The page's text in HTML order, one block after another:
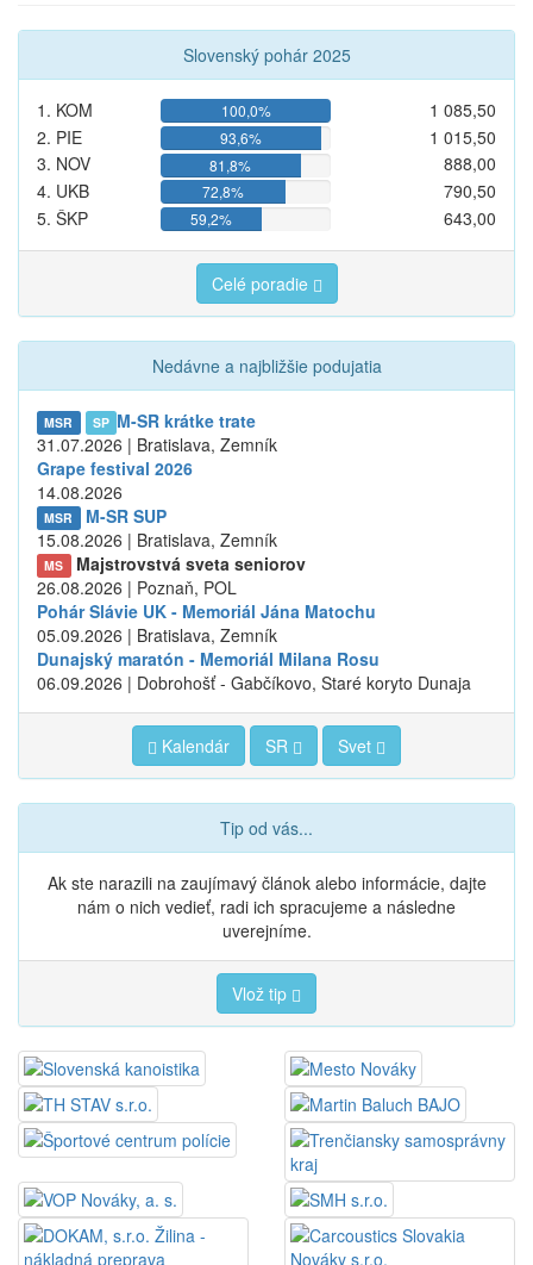
Slovenský pohár 2025
1. KOM 100,0%
1 085,50
2. PIE
93,6%
1 015,50
3. NOV
81,8%
888,00
4. UKB
72,8%
790,50
5. ŠKP
59,2% 643,00
Celé poradie
Nedávne a najbližšie podujatia
MSR SP M-SR krátke trate
31.07.2026 | Bratislava, Zemník
Grape festival 2026
14.08.2026
MSR
M-SR SUP
15.08.2026 | Bratislava, Zemník
MS
Majstrovstvá sveta seniorov
26.08.2026 | Poznaň, POL
Pohár Slávie UK - Memoriál Jána Matochu
05.09.2026 | Bratislava, Zemník
Dunajský maratón - Memoriál Milana Rosu
06.09.2026 | Dobrohošť - Gabčíkovo, Staré koryto Dunaja
Kalendár SR Svet
Tip od vás...
Ak ste narazili na zaujímavý článok alebo informácie, dajte
nám o nich vedieť, radi ich spracujeme a následne
uverejníme.
Vlož tip